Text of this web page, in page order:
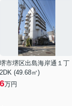
堺市堺区出島海岸通１丁
2DK (49.68㎡)
6万円